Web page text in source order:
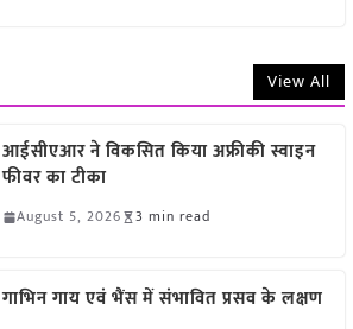
View All
आईसीएआर ने विकसित किया अफ्रीकी स्वाइन
फीवर का टीका
August 5, 2026 3 min read
गाभिन गाय एवं भैंस में संभावित प्रसव के लक्षण